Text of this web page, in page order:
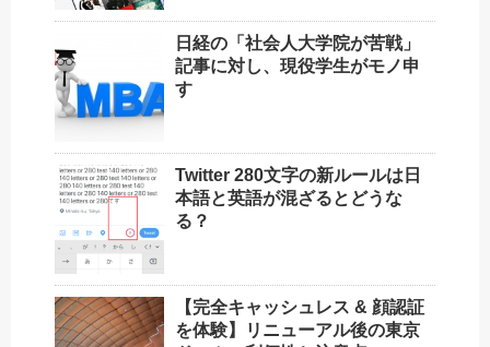
日経の「社会人大学院が苦戦」
記事に対し、現役学生がモノ申
す
Twitter 280文字の新ルールは日
本語と英語が混ざるとどうな
る？
【完全キャッシュレス & 顔認証
を体験】リニューアル後の東京